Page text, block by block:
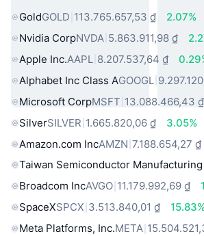
GoldGOLD 113.765.657,53 ₫
2.07%
Nvidia CorpNVDA 5.863.911,98 ₫
Apple Inc.AAPL 8.207.537,64 ₫
Alphabet Inc Class AGOOGL
Microsoft CorpMSFT 13.088.466,43 ₫
SilverSILVER 1.665.820,06 ₫
3.05%
Amazon.com IncAMZN 7.188.654,27 ₫
Taiwan Semiconductor Manufacturing
Broadcom IncAVGO 11.179.992,69 ₫
SpaceXSPCX 3.513.840,01 ₫
Meta Platforms, Inc.META